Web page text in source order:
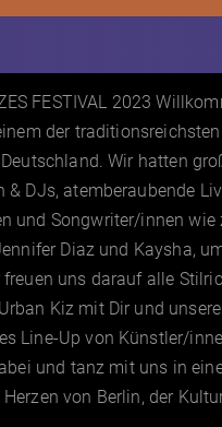
FESTIVAL 2023
der
Wir hatten
& DJs, atemberaubende
und Songwriter/innen wie
Diaz und Kaysha,
freuen uns darauf alle
Kiz mit Dir und
Line-Up von Künstler/
und tanz mit uns in
von Berlin, der